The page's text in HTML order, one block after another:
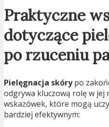
Praktyczne
dotyczące
po rzuceniu
Pielęgnacja skórypo
odgrywa kluczową rolę w jej
wskazówek, które mogą
bardziej efektywnym: